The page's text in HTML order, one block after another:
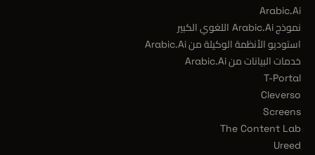
Arabic.Ai
نموذج Arabic.Ai اللغوي الكبير
استوديو الأنظمة الوكيلة من Arabic.Ai
خدمات البيانات من Arabic.Ai
T-Portal
Cleverso
Screens
The Content Lab
Ureed